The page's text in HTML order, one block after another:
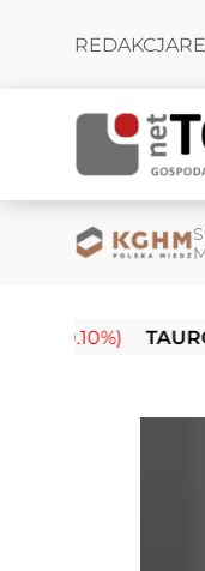
REDAKCJA
TAURON